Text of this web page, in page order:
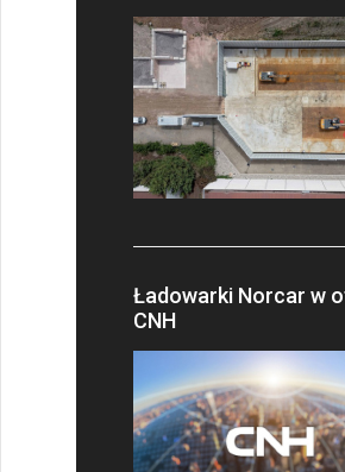
Ładowarki Norcar w
CNH